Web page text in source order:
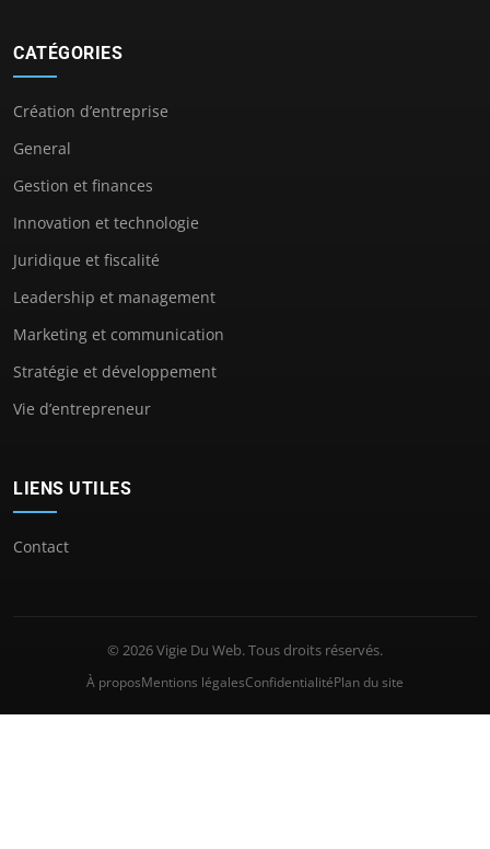
CATÉGORIES
Création d’entreprise
General
Gestion et finances
Innovation et technologie
Juridique et fiscalité
Leadership et management
Marketing et communication
Stratégie et développement
Vie d’entrepreneur
LIENS UTILES
Contact
© 2026 Vigie Du Web. Tous droits réservés.
À proposMentions légalesConfidentialitéPlan du site